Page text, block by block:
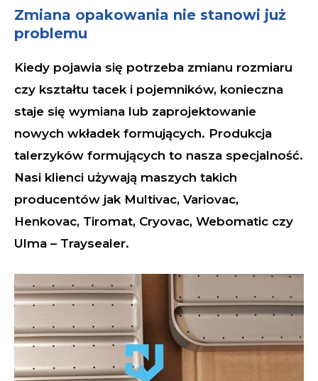
Zmiana opakowania nie stanowi już
problemu
Kiedy pojawia się potrzeba zmianu rozmiaru
czy kształtu tacek i pojemników, konieczna
staje się wymiana lub zaprojektowanie
nowych wkładek formujących. Produkcja
talerzyków formujących to nasza specjalność.
Nasi klienci używają maszych takich
producentów jak Multivac, Variovac,
Henkovac, Tiromat, Cryovac, Webomatic czy
Ulma – Traysealer.